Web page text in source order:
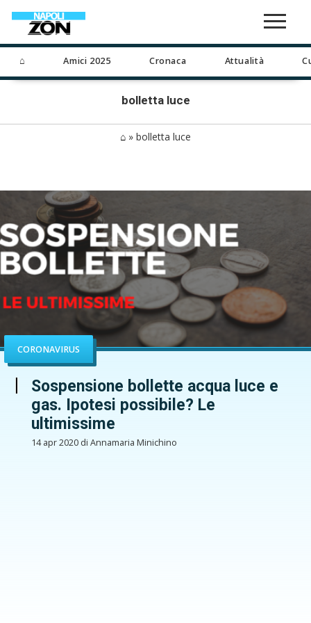
⌂ Amici 2025 Cronaca Attualità
bolletta luce
⌂ » bolletta luce
CORONAVIRUS
Sospensione bollette acqua luce e
gas. Ipotesi possibile? Le
ultimissime
14 apr 2020 di Annamaria Minichino